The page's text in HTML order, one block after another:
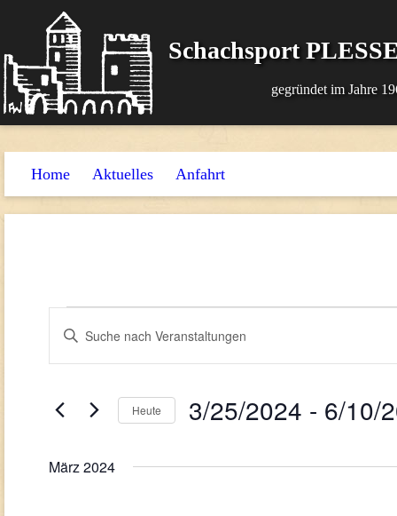
Schachsport
gegründet im Jahre
Home Aktuelles Anfahrt
Suche
Navigation
Bitte
Schlüsselwort
Veranstaltungen
Schlüsselwort.
Heute 3/25/2024 - 6/10/
März 2024